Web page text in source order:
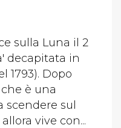
sulla Luna il 2
decapitata in
1793). Dopo
è una
sul
vive con...